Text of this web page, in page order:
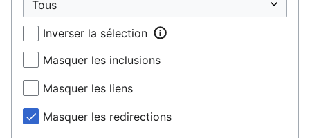
Inverser la sélection
Masquer les inclusions
Masquer les liens
Masquer les redirections